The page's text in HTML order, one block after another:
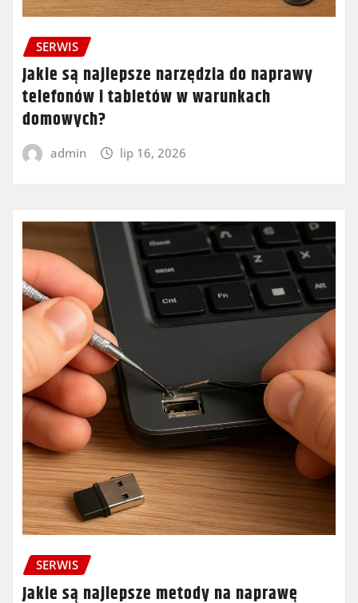
SERWIS
Jakie są najlepsze narzędzia do naprawy
telefonów i tabletów w warunkach
domowych?
admin lip 16, 2026
SERWIS
Jakie są najlepsze metody na naprawę